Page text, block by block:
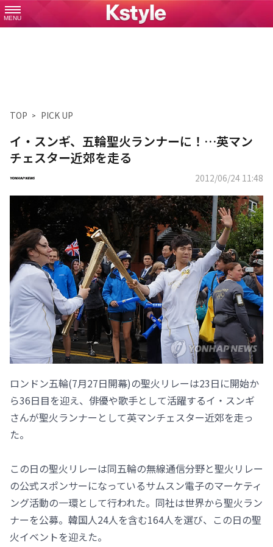
MENU
TOP PICK UP
イ・スンギ、五輪聖火ランナーに！…英マン
チェスター近郊を走る
2012/06/24 11:48
ロンドン五輪(7月27日開幕)の聖火リレーは23日に開始か
ら36日目を迎え、俳優や歌手として活躍するイ・スンギ
さんが聖火ランナーとして英マンチェスター近郊を走っ
た。
この日の聖火リレーは同五輪の無線通信分野と聖火リレー
の公式スポンサーになっているサムスン電子のマーケティ
ング活動の一環として行われた。同社は世界から聖火ラン
ナーを公募。韓国人24人を含む164人を選び、この日の聖
火イベントを迎えた。